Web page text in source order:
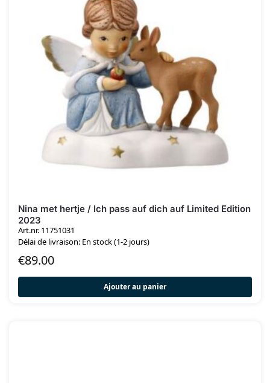
Nina met hertje / Ich pass auf dich auf Limited Edition
2023
Art.nr. 11751031
Délai de livraison: En stock (1-2 jours)
€89.00
Ajouter au panier